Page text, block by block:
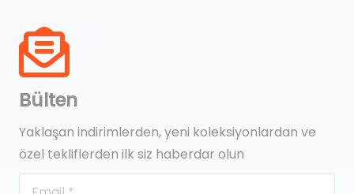
Bülten
Yaklaşan indirimlerden, yeni koleksiyonlardan ve
özel tekliflerden ilk siz haberdar olun